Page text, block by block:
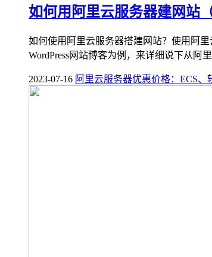
如何用阿里云服务器建网站
如何使用阿里云服务器搭建网站？使用阿
WordPress网站博客为例，来详细说下从阿
2023-07-16 阿里云服务器优惠价格：ECS